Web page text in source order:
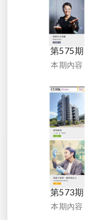
第575期
本期內容
第573期
本期內容